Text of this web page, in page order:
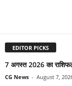
EDITOR PICKS
7 अगस्त 2026 का
CG News - August 7,